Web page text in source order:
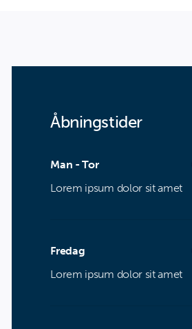
Åbningstider
Man - Tor
Lorem ipsum dolor sit amet
Fredag
Lorem ipsum dolor sit amet